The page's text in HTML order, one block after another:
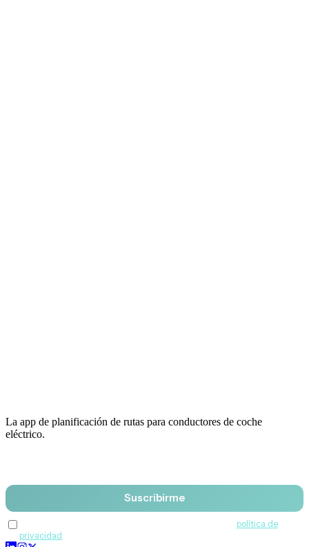
La app de planificación de rutas para conductores de coche
eléctrico.
Suscribirme
política de
privacidad